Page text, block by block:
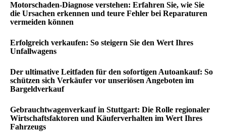
Motorschaden-Diagnose verstehen: Erfahren Sie, wie Sie
die Ursachen erkennen und teure Fehler bei Reparaturen
vermeiden können
Erfolgreich verkaufen: So steigern Sie den Wert Ihres
Unfallwagens
Der ultimative Leitfaden für den sofortigen Autoankauf: So
schützen sich Verkäufer vor unseriösen Angeboten im
Bargeldverkauf
Gebrauchtwagenverkauf in Stuttgart: Die Rolle regionaler
Wirtschaftsfaktoren und Käuferverhalten im Wert Ihres
Fahrzeugs